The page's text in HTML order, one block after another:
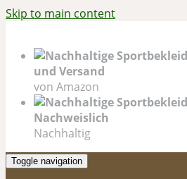
Skip to main content
und Versand
von Amazon
Nachweislich
Nachhaltig
Toggle navigation